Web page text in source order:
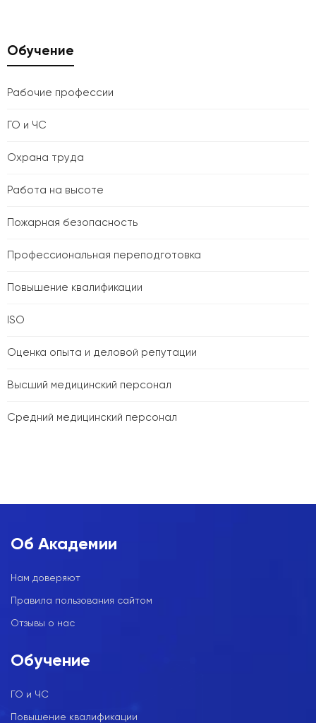
Обучение
Рабочие профессии
ГО и ЧС
Охрана труда
Работа на высоте
Пожарная безопасность
Профессиональная переподготовка
Повышение квалификации
ISO
Оценка опыта и деловой репутации
Высший медицинский персонал
Средний медицинский персонал
Об Академии
Нам доверяют
Правила пользования сайтом
Отзывы о нас
Обучение
ГО и ЧС
Повышение квалификации